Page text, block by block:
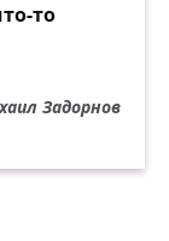
то
Задорнов